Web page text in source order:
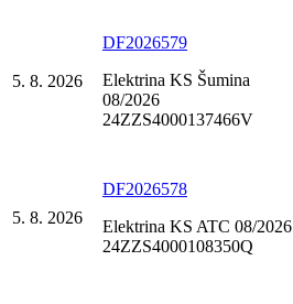
5. 8. 2026
DF2026579
Elektrina KS Šumina
08/2026
24ZZS4000137466V
5. 8. 2026
DF2026578
Elektrina KS ATC 08/2026
24ZZS4000108350Q